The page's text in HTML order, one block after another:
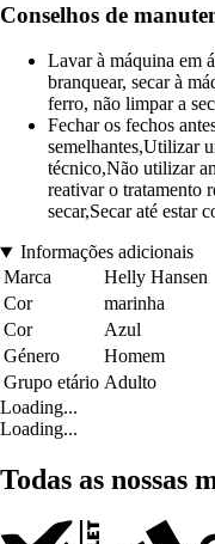
Conselhos de
Lavar à máquina em
branquear, secar à
ferro, não limpar a
Fechar os fechos
semelhantes,Utilizar
técnico,Não utilizar
reativar o tratamento
secar,Secar até estar
Informações adicionais
Marca
Helly Hansen
Cor
marinha
Cor
Azul
Género
Homem
Grupo etário Adulto
Loading...
Loading...
Todas as nossas